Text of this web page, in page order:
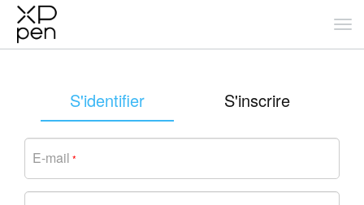
S'identifier S'inscrire
E-mail *